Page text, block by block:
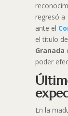
regresó a
ante el
el título de
Granada
poder
En la